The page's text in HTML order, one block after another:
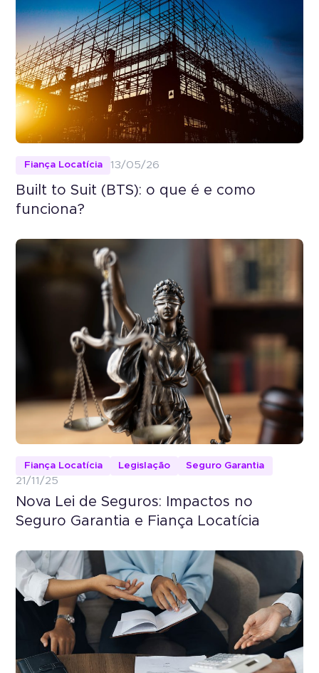
Fiança Locatícia 13/05/26
Built to Suit (BTS): o que é e como
funciona?
Fiança Locatícia Legislação Seguro Garantia
21/11/25
Nova Lei de Seguros: Impactos no
Seguro Garantia e Fiança Locatícia